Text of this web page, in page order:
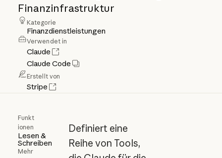
Finanzinfrastruktur
Kategorie
Finanzdienstleistungen
Verwendet in
Claude
Claude Code
Erstellt von
Stripe
Funkt
ionen
Lesen &
Schreiben
Mehr
Definiert eine
Reihe von Tools,